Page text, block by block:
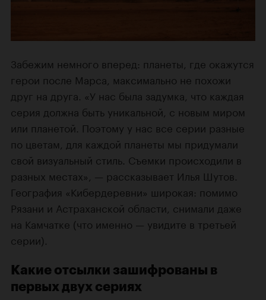
Забежим немного вперед: планеты, где окажутся
герои после Марса, максимально не похожи
друг на друга. «У нас была задумка, что каждая
серия должна быть уникальной, с новым миром
или планетой. Поэтому у нас все серии разные
по цветам, для каждой планеты мы придумали
свой визуальный стиль. Съемки происходили в
разных местах», — рассказывает Илья Шутов.
География «Кибердеревни» широкая: помимо
Рязани и Астраханской области, снимали даже
на Камчатке (что именно — увидите в третьей
серии).
Какие отсылки зашифрованы в
первых двух сериях